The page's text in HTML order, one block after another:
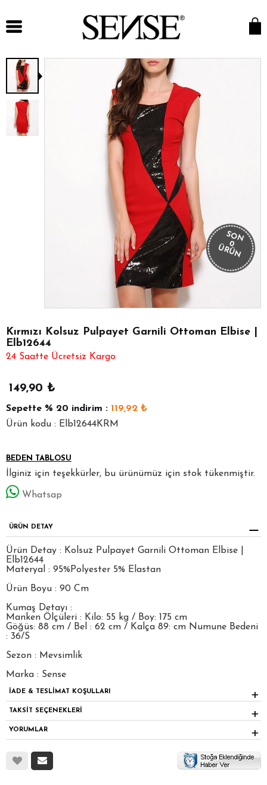
SON
0
ÜRÜN
Kırmızı Kolsuz Pulpayet Garnili Ottoman Elbise |
Elb12644
24 Saatte Ücretsiz Kargo
149,90 ₺
Sepette % 20 indirim : 119,92 ₺
Ürün kodu : Elb12644KRM
BEDEN TABLOSU
İlginiz için teşekkürler, bu ürünümüz için stok tükenmiştir.
Whatsap
ÜRÜN DETAY
Ürün Detay : Kolsuz Pulpayet Garnili Ottoman Elbise |
Elb12644
Materyal : 95%Polyester 5% Elastan
Ürün Boyu : 90 Cm
Kumaş Detayı :
Manken Ölçüleri : Kilo: 55 kg / Boy: 175 cm
Göğüs: 88 cm / Bel : 62 cm / Kalça 89: cm Numune Bedeni
: 36/S
Sezon : Mevsimlik
Marka : Sense
İADE & TESLİMAT KOŞULLARI
TAKSİT SEÇENEKLERİ
YORUMLAR